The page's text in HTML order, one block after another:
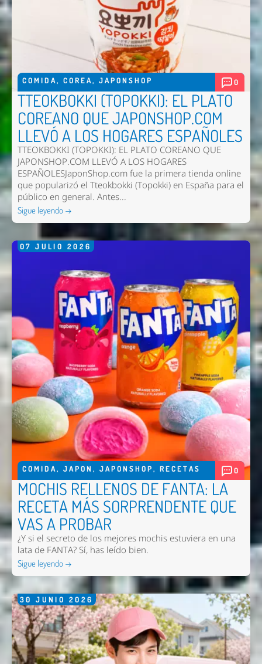
COMIDA, COREA, JAPONSHOP 0
TTEOKBOKKI (TOPOKKI): EL PLATO
COREANO QUE JAPONSHOP.COM
LLEVÓ A LOS HOGARES ESPAÑOLES
TTEOKBOKKI (TOPOKKI): EL PLATO COREANO QUE
JAPONSHOP.COM LLEVÓ A LOS HOGARES
ESPAÑOLESJaponShop.com fue la primera tienda online
que popularizó el Tteokbokki (Topokki) en España para el
público en general. Antes...
Sigue leyendo →
07 JULIO 2026
COMIDA, JAPON , JAPONSHOP, RECETAS 0
MOCHIS RELLENOS DE FANTA: LA
RECETA MÁS SORPRENDENTE QUE
VAS A PROBAR
¿Y si el secreto de los mejores mochis estuviera en una
lata de FANTA? Sí, has leído bien.
Sigue leyendo →
30 JUNIO 2026
Nombre *
Email *
Comentario *